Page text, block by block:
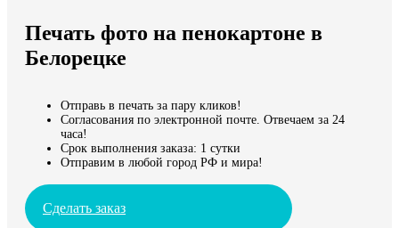
Мы доставляем по всему миру
Продолжить без города
Печать фото на пенокартоне в
Белорецке
Отправь в печать за пару кликов!
Согласования по электронной почте. Отвечаем за 24
часа!
Срок выполнения заказа: 1 сутки
Отправим в любой город РФ и мира!
Сделать заказ